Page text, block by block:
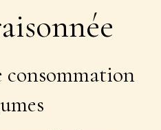
consommation